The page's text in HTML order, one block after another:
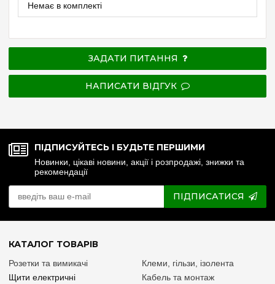
Немає в комплекті
ЗАДАТИ ПИТАННЯ
НАПИСАТИ ВІДГУК
ПІДПИСУЙТЕСЬ І БУДЬТЕ ПЕРШИМИ
Новинки, цікаві новини, акції і розпродажі, знижки та
рекомендації
ПІДПИСАТИСЯ
КАТАЛОГ ТОВАРІВ
Розетки та вимикачі
Щити електричні
Клеми, гільзи, ізолента
Кабель та монтаж